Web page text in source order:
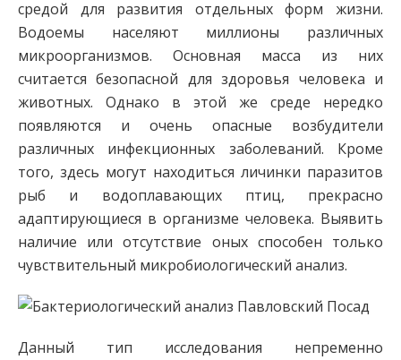
средой для развития отдельных форм жизни.
Водоемы населяют миллионы различных
микроорганизмов. Основная масса из них
считается безопасной для здоровья человека и
животных. Однако в этой же среде нередко
появляются и очень опасные возбудители
различных инфекционных заболеваний. Кроме
того, здесь могут находиться личинки паразитов
рыб и водоплавающих птиц, прекрасно
адаптирующиеся в организме человека. Выявить
наличие или отсутствие оных способен только
чувствительный микробиологический анализ.
Данный тип исследования непременно